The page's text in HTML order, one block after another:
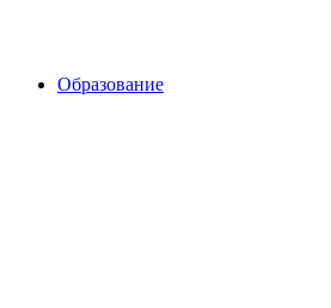
Образование